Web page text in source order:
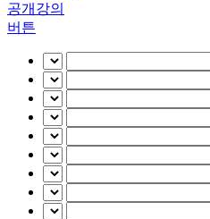
공개강의
버튼